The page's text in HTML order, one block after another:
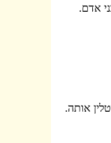
אדם.
אותה.